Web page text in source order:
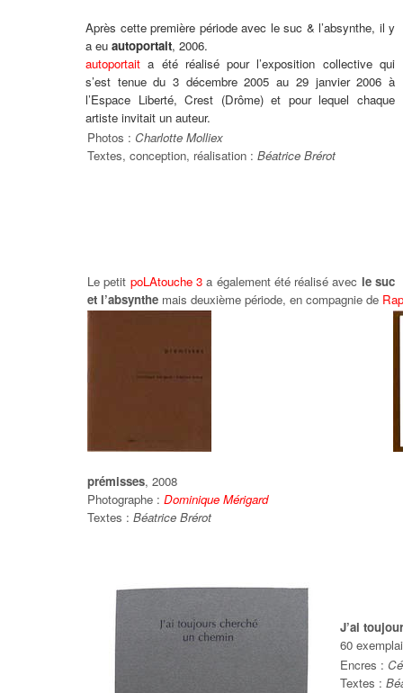
Après cette première période avec le suc & l’absynthe, il y
a eu autoportait, 2006.
autoportait a été réalisé pour l’exposition collective qui
s’est tenue du 3 décembre 2005 au 29 janvier 2006 à
l’Espace Liberté, Crest (Drôme) et pour lequel chaque
artiste invitait un auteur.
Photos : Charlotte Molliex
Textes, conception, réalisation : Béatrice Brérot
Le petit poLAtouche 3a également été réalisé avec le suc
et l’absynthe mais deuxième période, en compagnie de
prémisses, 2008
Photographe : Dominique Mérigard
Textes : Béatrice Brérot
J’ai
60
Encres :
Textes :